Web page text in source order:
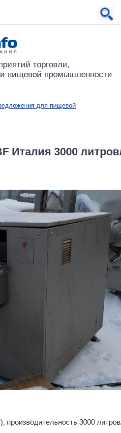
торговли,
и пищевой промышленности
для пищевой
Италия 3000
производительность 3000